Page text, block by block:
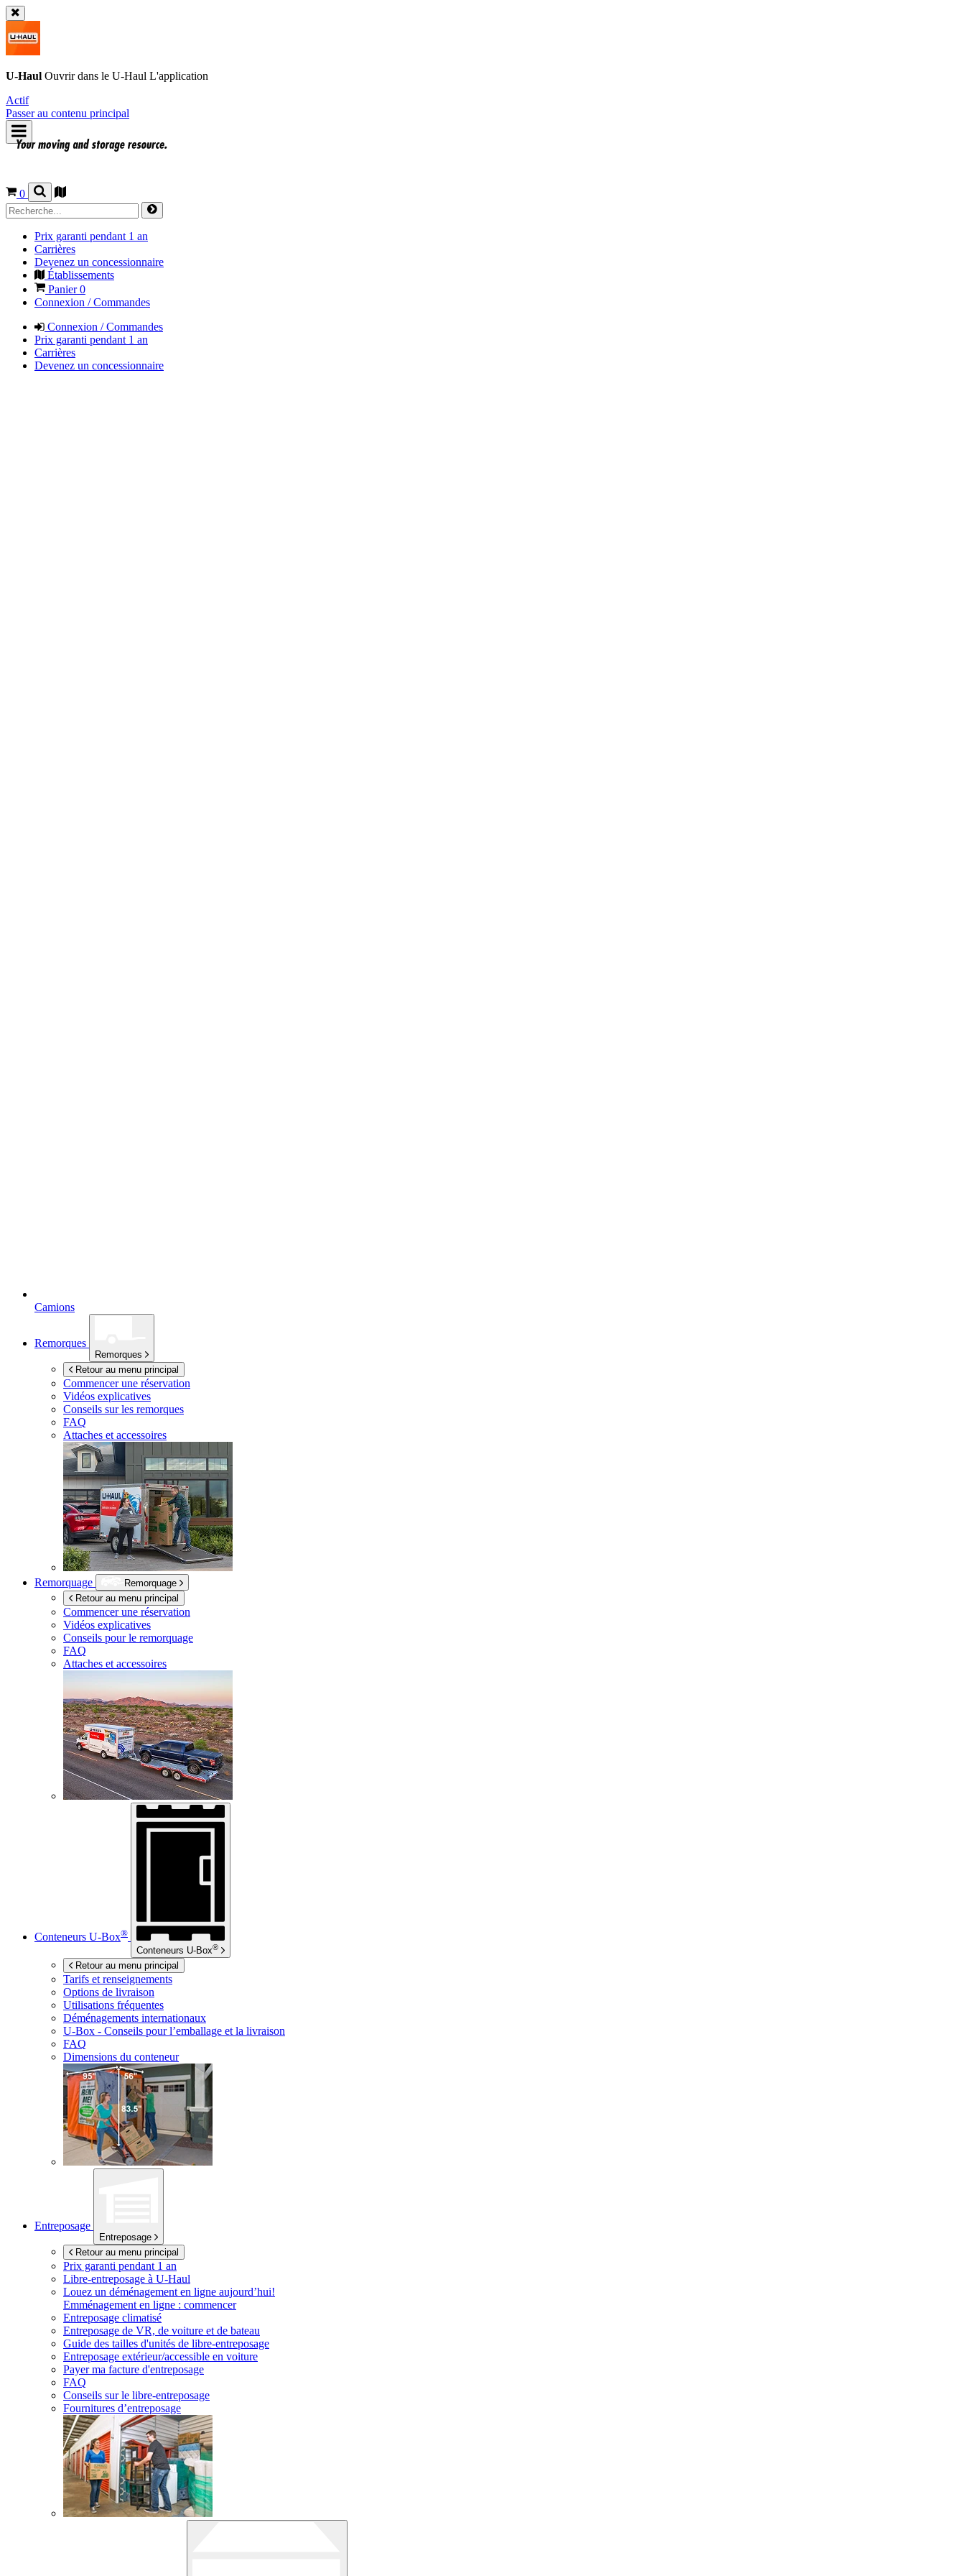
U-Haul Ouvrir dans le U-Haul L'application
Actif
Passer au contenu principal
0
Prix garanti pendant 1 an
Carrières
Devenez un concessionnaire
Établissements
Panier0
Connexion / Commandes
Connexion / Commandes
Prix garanti pendant 1 an
Carrières
Devenez un concessionnaire
Camions
Remorques
Remorques
Retour au menu principal
Commencer une réservation
Vidéos explicatives
Conseils sur les remorques
FAQ
Attaches et accessoires
Remorquage
Remorquage
Retour au menu principal
Commencer une réservation
Vidéos explicatives
Conseils pour le remorquage
FAQ
Attaches et accessoires
Conteneurs U-Box®
Conteneurs U-Box®
Retour au menu principal
Tarifs et renseignements
Options de livraison
Utilisations fréquentes
Déménagements internationaux
U-Box - Conseils pour l’emballage et la livraison
FAQ
Dimensions du conteneur
Entreposage
Entreposage
Retour au menu principal
Prix garanti pendant 1 an
Libre-entreposage à U-Haul
Louez un déménagement en ligne aujourd’hui!
Emménagement en ligne : commencer
Entreposage climatisé
Entreposage de VR, de voiture et de bateau
Guide des tailles d'unités de libre-entreposage
Entreposage extérieur/accessible en voiture
Payer ma facture d'entreposage
FAQ
Conseils sur le libre-entreposage
Fournitures d’entreposage